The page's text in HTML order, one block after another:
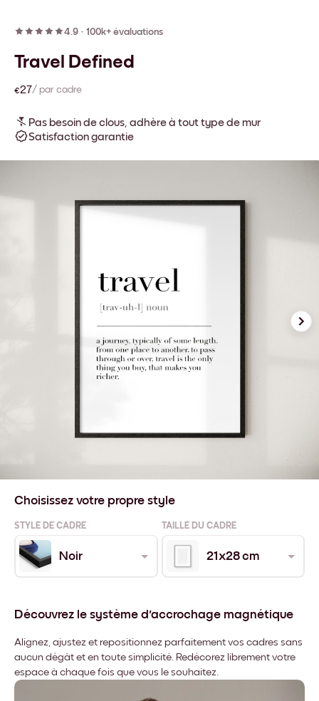
4.9 · 100k+ évaluations
Travel Defined
€27/ par cadre
Pas besoin de clous, adhère à tout type de mur
Satisfaction garantie
Choisissez votre propre style
STYLE DE CADRE TAILLE DU CADRE
Noir 21x28 cm
Découvrez le système d'accrochage magnétique
Alignez, ajustez et repositionnez parfaitement vos cadres sans
aucun dégât et en toute simplicité. Redécorez librement votre
espace à chaque fois que vous le souhaitez.